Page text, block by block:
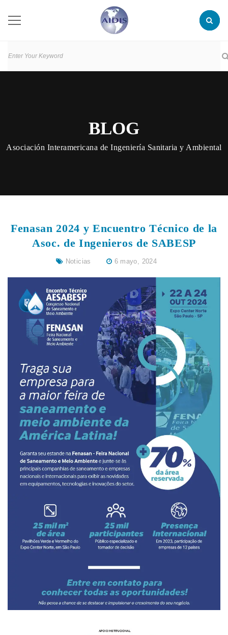
BLOG
Asociación Interamericana de Ingeniería Sanitaria y Ambiental
Fenasan 2024 y Encuentro Técnico de la
Asoc. de Ingenieros de SABESP
Noticias 6 mayo, 2024